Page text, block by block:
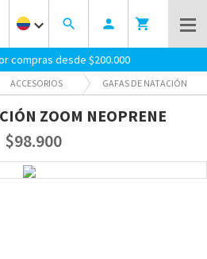
keyboard_arrow_down search person shopping_cart
compras desde $200.000
ACCESORIOS GAFAS DE NATACIÓN
ZOOM NEOPRENE
$98.900